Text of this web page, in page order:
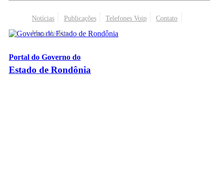
Notícias Publicações Telefones Voip
Contato
Mapa do Site
Portal do Governo do
Estado de Rondônia